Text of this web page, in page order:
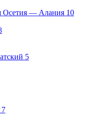
Осетия — Алания 10
5
7